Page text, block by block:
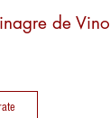
de Vino